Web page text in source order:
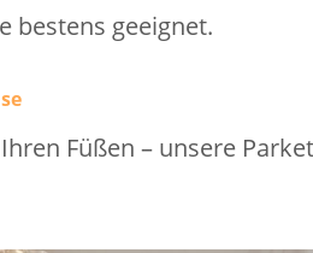
bestens geeignet.
Füßen – unsere